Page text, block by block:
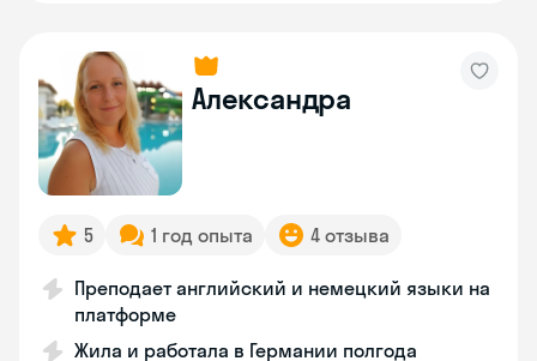
Александра
5 1 год опыта 4 отзыва
Преподает английский и немецкий языки на
платформе
Жила и работала в Германии полгода